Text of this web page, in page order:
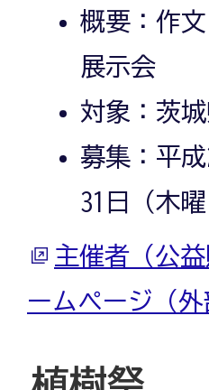
概要：作
展示会
対象：茨
募集：平
31日（木曜
主催者（公
ームページ（外